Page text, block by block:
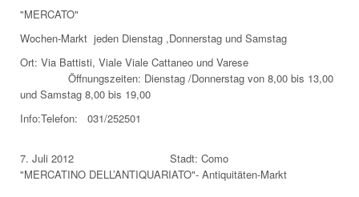
"MERCATO"
Wochen-Markt jeden Dienstag ,Donnerstag und Samstag
Ort: Via Battisti, Viale Viale Cattaneo und Varese
Öffnungszeiten: Dienstag /Donnerstag von 8,00 bis 13,00
und Samstag 8,00 bis 19,00
Info:Telefon: 031/252501
7. Juli 2012 Stadt: Como
"MERCATINO DELL’ANTIQUARIATO"- Antiquitäten-Markt